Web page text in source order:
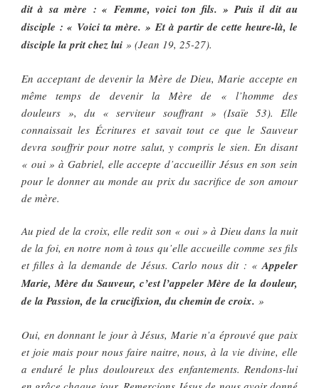
dit à sa mère : « Femme, voici ton fils. » Puis il dit au
disciple : « Voici ta mère. » Et à partir de cette heure-là, le
disciple la prit chez lui » (Jean 19, 25-27).
En acceptant de devenir la Mère de Dieu, Marie accepte en
même temps de devenir la Mère de « l’homme des
douleurs », du « serviteur souffrant » (Isaïe 53). Elle
connaissait les Écritures et savait tout ce que le Sauveur
devra souffrir pour notre salut, y compris le sien. En disant
« oui » à Gabriel, elle accepte d’accueillir Jésus en son sein
pour le donner au monde au prix du sacrifice de son amour
de mère.
Au pied de la croix, elle redit son « oui » à Dieu dans la nuit
de la foi, en notre nom à tous qu’elle accueille comme ses fils
et filles à la demande de Jésus. Carlo nous dit : «Appeler
Marie, Mère du Sauveur, c’est l’appeler Mère de la douleur,
de la Passion, de la crucifixion, du chemin de croix. »
Oui, en donnant le jour à Jésus, Marie n’a éprouvé que paix
et joie mais pour nous faire naitre, nous, à la vie divine, elle
a enduré le plus douloureux des enfantements. Rendons-lui